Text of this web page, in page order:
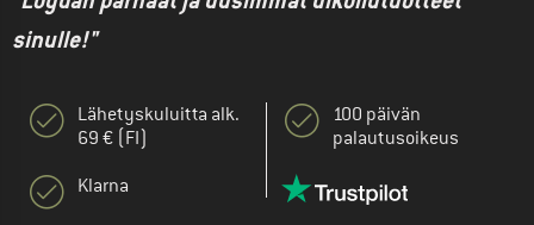
sinulle!"
Lähetyskuluitta alk.
69 € (FI)
Klarna
100 päivän
palautusoikeus